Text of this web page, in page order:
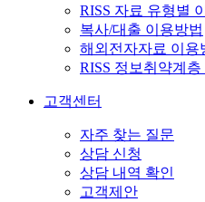
RISS 자료 유형별
복사/대출 이용방법
해외전자자료 이용
RISS 정보취약계
고객센터
자주 찾는 질문
상담 신청
상담 내역 확인
고객제안